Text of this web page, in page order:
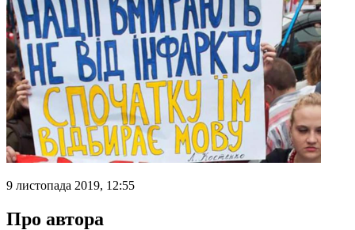
9 листопада 2019, 12:55
Про автора